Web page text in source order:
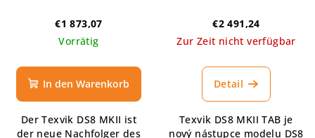
€1 873,07
Vorrätig
In den Warenkorb
Der Texvik DS8 MKII ist
der neue Nachfolger des
€2 491,24
Zur Zeit nicht verfügbar
Detail
Texvik DS8 MKII TAB je
nový nástupce modelu DS8